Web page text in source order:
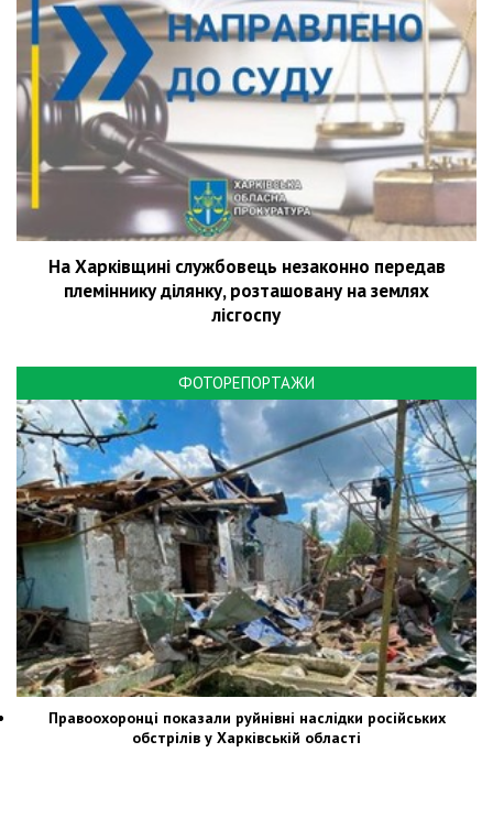
На Харківщині службовець незаконно передав
племіннику ділянку, розташовану на землях
лісгоспу
ФОТОРЕПОРТАЖИ
Правоохоронці показали руйнівні наслідки російських
обстрілів у Харківській області